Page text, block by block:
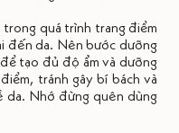
quá trình trang điểm
đến da. Nên bước dưỡng
tạo đủ độ ẩm và dưỡng
tránh gây bí bách và
da. Nhớ đừng quên dùng